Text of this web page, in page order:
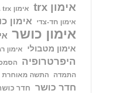
אימון trx
אימון trx בתל אביב
אימון חד-צדי
אימון
אימון כושר
אימון מטבולי אימון
היפרטרופיה
התמדה
התשה מאוחרת
חדר כושר חדר